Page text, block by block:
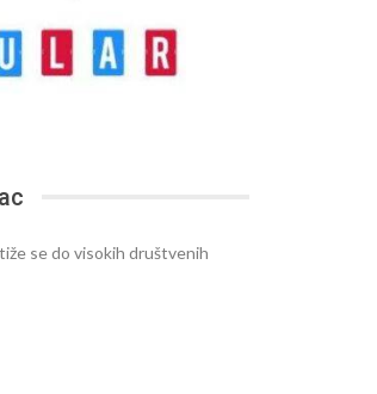
se do visokih društvenih